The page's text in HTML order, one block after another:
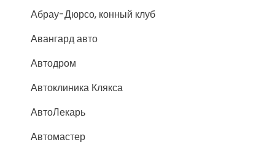
Абрау-Дюрсо, конный клуб
Авангард авто
Автодром
Автоклиника Клякса
АвтоЛекарь
Автомастер